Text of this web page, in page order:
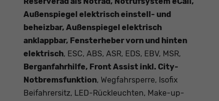
Außenspiegel elektrisch einstell- und
beheizbar, Außenspiegel elektrisch
anklappbar, Fensterheber vorn und hinten
elektrisch, ESC, ABS, ASR, EDS, EBV, MSR,
Berganfahrhilfe, Front Assist inkl. City-
Notbremsfunktion, Wegfahrsperre, Isofix
Beifahrersitz, LED-Rückleuchten, Make-up-